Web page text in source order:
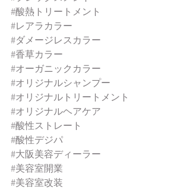
#酸熱トリートメント
#レアラカラー
#ダメージレスカラー
#香草カラー
#オーガニックカラー
#オリジナルシャンプー
#オリジナルトリートメント
#オリジナルヘアケア
#酸性ストレート
#酸性デジパ
#大阪美容ディーラー
#美容室開業
#美容室改装